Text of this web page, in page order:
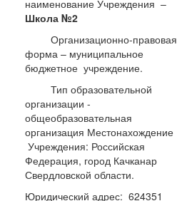
наименование Учреждения –
Школа №2
Организационно-правовая
форма – муниципальное
бюджетное учреждение.
Тип образовательной
организации -
общеобразовательная
организация Местонахождение
Учреждения: Российская
Федерация, город Качканар
Свердловской области.
Юридический адрес: 624351